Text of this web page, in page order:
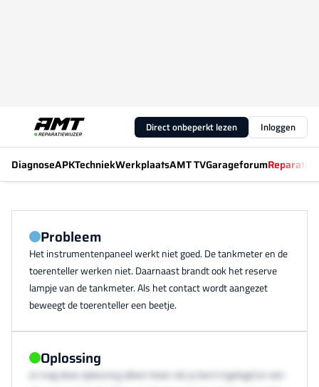
Direct onbeperkt lezen Inloggen
DiagnoseAPKTechniekWerkplaatsAMT TVGarageforum
Probleem
Het instrumentenpaneel werkt niet goed. De tankmeter en de
toerenteller werken niet. Daarnaast brandt ook het reserve
lampje van de tankmeter. Als het contact wordt aangezet
beweegt de toerenteller een beetje.
Oplossing
Je mag deze oplossing alleen lezen als je bent ingelogd en een